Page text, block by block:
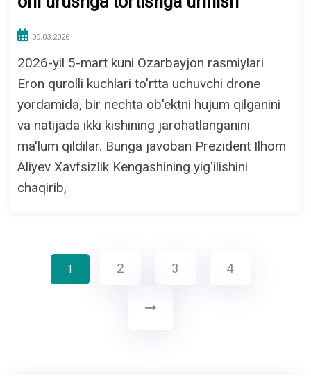
09.03.2026
2026-yil 5-mart kuni Ozarbayjon rasmiylari
Eron qurolli kuchlari to'rtta uchuvchi drone
yordamida, bir nechta ob'ektni hujum qilganini
va natijada ikki kishining jarohatlanganini
ma'lum qildilar. Bunga javoban Prezident Ilhom
Aliyev Xavfsizlik Kengashining yig'ilishini
chaqirib,
1 2 3 4